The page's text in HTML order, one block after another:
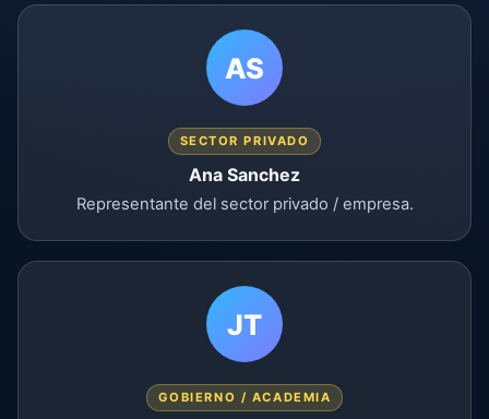
AS
SECTOR PRIVADO
Ana Sanchez
Representante del sector privado / empresa.
JT
GOBIERNO / ACADEMIA